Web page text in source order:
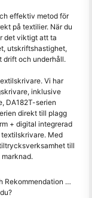
effektiv metod för
på textilier. När du
det viktigt att ta
utskriftshastighet,
drift och underhåll.
Vi har
inklusive
DA182T-serien
direkt till plagg
+ digital integrerad
Med
till
om digital textilskrivare